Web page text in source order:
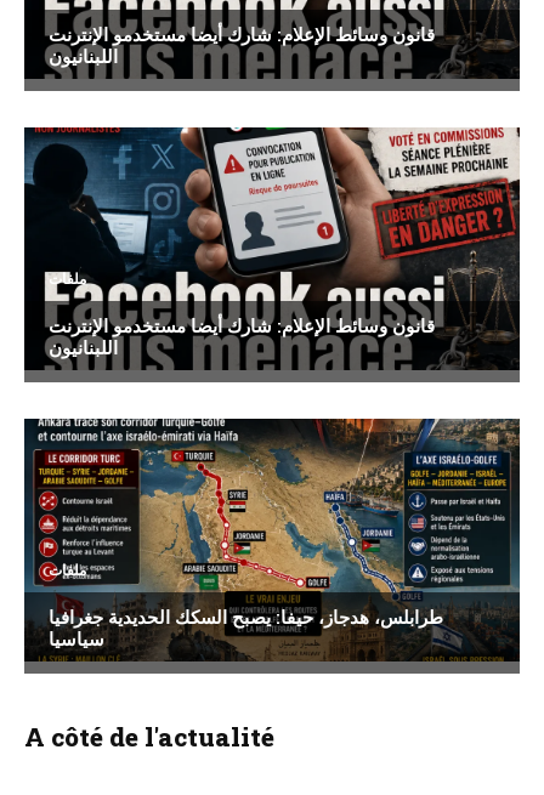
قانون وسائط الإعلام: شارك أيضا مستخدمو الإنترنت
اللبنانيون
ملفات
قانون وسائط الإعلام: شارك أيضا مستخدمو الإنترنت
اللبنانيون
ملفات
طرابلس، هدجاز، حيفا: يصبح السكك الحديدية جغرافيا
سياسيا
A côté de l'actualité